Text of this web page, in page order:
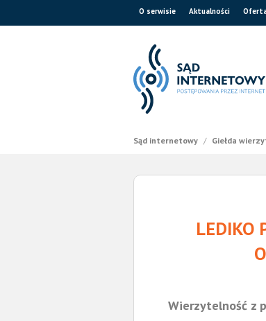
O serwisie Aktualności
Sąd internetowy / Giełda
LEDIKO
Wierzytelność z